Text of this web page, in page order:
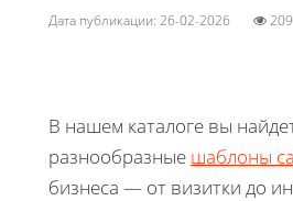
Дата публикации: 26-02-2026 209
В нашем каталоге вы
разнообразные шаблоны
бизнеса — от визитки до